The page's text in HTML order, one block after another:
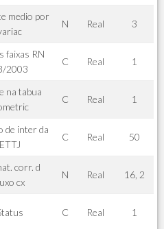
medio por
N Real 3
faixas RN
2003
C Real 1
na tabua
C Real 1
de inter da
ETTJ
C Real 50
corr. d
cx
N Real 16, 2
C Real 1